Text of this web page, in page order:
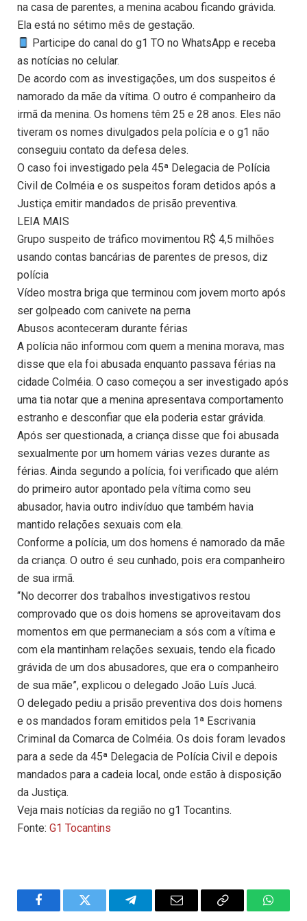
na casa de parentes, a menina acabou ficando grávida.
Ela está no sétimo mês de gestação.
Participe do canal do g1 TO no WhatsApp e receba
as notícias no celular.
De acordo com as investigações, um dos suspeitos é
namorado da mãe da vítima. O outro é companheiro da
irmã da menina. Os homens têm 25 e 28 anos. Eles não
tiveram os nomes divulgados pela polícia e o g1 não
conseguiu contato da defesa deles.
O caso foi investigado pela 45ª Delegacia de Polícia
Civil de Colméia e os suspeitos foram detidos após a
Justiça emitir mandados de prisão preventiva.
LEIA MAIS
Grupo suspeito de tráfico movimentou R$ 4,5 milhões
usando contas bancárias de parentes de presos, diz
polícia
Vídeo mostra briga que terminou com jovem morto após
ser golpeado com canivete na perna
Abusos aconteceram durante férias
A polícia não informou com quem a menina morava, mas
disse que ela foi abusada enquanto passava férias na
cidade Colméia. O caso começou a ser investigado após
uma tia notar que a menina apresentava comportamento
estranho e desconfiar que ela poderia estar grávida.
Após ser questionada, a criança disse que foi abusada
sexualmente por um homem várias vezes durante as
férias. Ainda segundo a polícia, foi verificado que além
do primeiro autor apontado pela vítima como seu
abusador, havia outro indivíduo que também havia
mantido relações sexuais com ela.
Conforme a polícia, um dos homens é namorado da mãe
da criança. O outro é seu cunhado, pois era companheiro
de sua irmã.
“No decorrer dos trabalhos investigativos restou
comprovado que os dois homens se aproveitavam dos
momentos em que permaneciam a sós com a vítima e
com ela mantinham relações sexuais, tendo ela ficado
grávida de um dos abusadores, que era o companheiro
de sua mãe”, explicou o delegado João Luís Jucá.
O delegado pediu a prisão preventiva dos dois homens
e os mandados foram emitidos pela 1ª Escrivania
Criminal da Comarca de Colméia. Os dois foram levados
para a sede da 45ª Delegacia de Polícia Civil e depois
mandados para a cadeia local, onde estão à disposição
da Justiça.
Veja mais notícias da região no g1 Tocantins.
Fonte: G1 Tocantins
FacebookTwitter TelegramEmail Copy